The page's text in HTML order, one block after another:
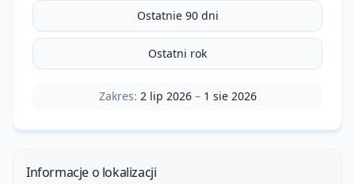
Ostatnie 90 dni
Ostatni rok
Zakres: 2 lip 2026– 1 sie 2026
Informacje o lokalizacji